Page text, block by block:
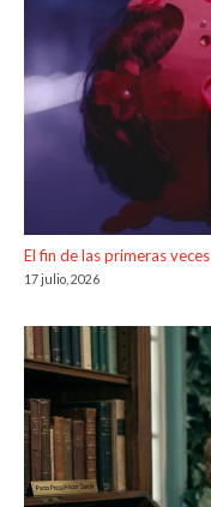
El fin de las primeras veces
17 julio, 2026